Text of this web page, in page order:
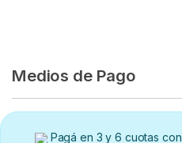
Medios de Pago
Pagá en 3 y 6 cuotas con